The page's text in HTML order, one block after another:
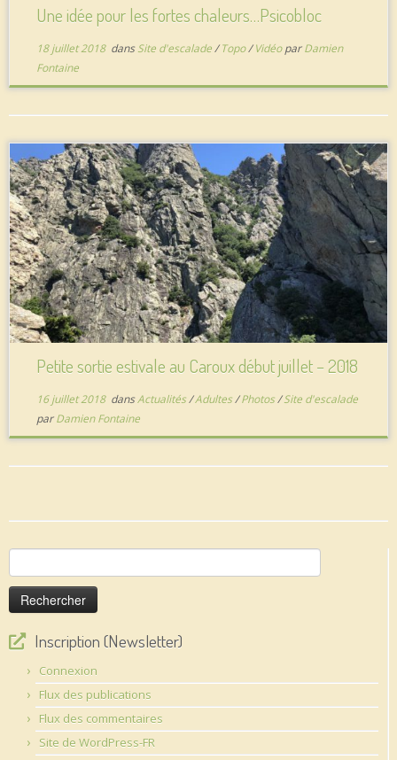
Une idée pour les fortes chaleurs…Psicobloc
18 juillet 2018dansSite d'escalade/Topo/VidéoparDamien
Fontaine
Petite sortie estivale au Caroux début juillet – 2018
16 juillet 2018dansActualités/Adultes/Photos/Site d'escalade
parDamien Fontaine
Rechercher :
Inscription (Newsletter)
Connexion
Flux des publications
Flux des commentaires
Site de WordPress-FR